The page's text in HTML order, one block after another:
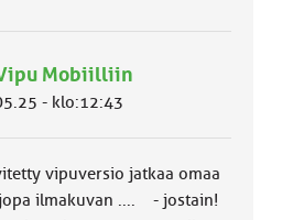
Mobiilliin
- klo:12:43
vipuversio jatkaa omaa
ilmakuvan .... - jostain!